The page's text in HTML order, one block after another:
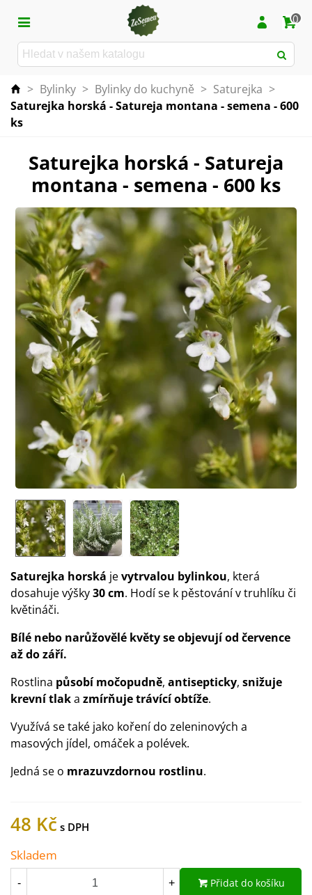
0
> Bylinky > Bylinky do kuchyně > Saturejka >
Saturejka horská - Satureja montana - semena - 600
ks
Saturejka horská - Satureja
montana - semena - 600 ks
Saturejka horská jevytrvalou bylinkou, která
dosahuje výšky30 cm. Hodí se k pěstování v truhlíku či
květináči.
Bílé nebo narůžovělé květy se objevují od července
až do září.
Rostlina působí močopudně, antisepticky, snižuje
krevní tlaka zmírňuje trávící obtíže.
Využívá se také jako koření do zeleninových a
masových jídel, omáček a polévek.
Jedná se o mrazuvzdornou rostlinu.
48 Kč
Skladem
- + Přidat do košíku